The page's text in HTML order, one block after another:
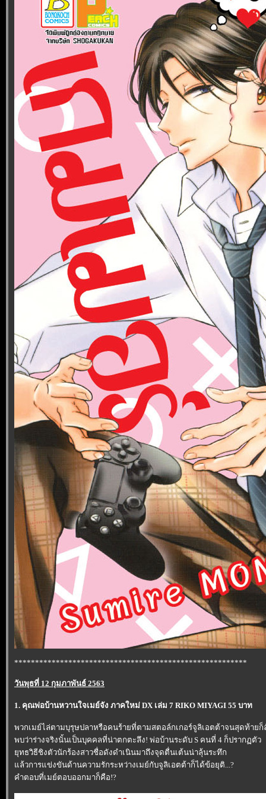
********************************************************
วันพุธที่ 12 กุมภาพันธ์ 2563
1. คุณพ่อบ้านหวานใจเมย์จัง ภาคใหม่ DX เล่ม 7 RIKO MIYAGI 55 บาท
พวกเมย์ไล่ตามบุรุษปลาหรือคนร้ายที่ตามสตอล์กเกอร์จูลิเอตต้าจนสุดท้ายก็
พบว่าร่างจริงนั้นเป็นบุคคลที่น่าตกตะลึง! พ่อบ้านระดับ S คนที่ 4 ก็ปรากฏตัว
ุทธวิธีชิงตัวนักร้องสาวชื่อดังดำเนินมาถึงจุดตื่นเต้นน่าลุ้นระทึก
ล้วการแข่งขันด้านความรักระหว่างเมย์กับจูลิเอตต้าก็ได้ข้อยุติ...?
คำตอบที่เมย์ตอบออกมาก็คือ!?